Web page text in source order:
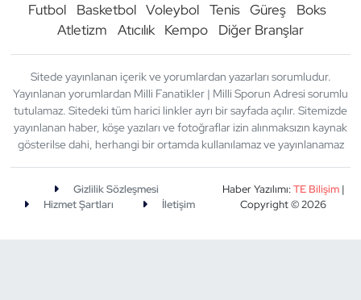
Futbol Basketbol Voleybol Tenis Güreş
Boks
Atletizm
Atıcılık Kempo Diğer Branşlar
Sitede yayınlanan içerik ve yorumlardan yazarları sorumludur.
Yayınlanan yorumlardan Milli Fanatikler | Milli Sporun Adresi sorumlu
tutulamaz. Sitedeki tüm harici linkler ayrı bir sayfada açılır. Sitemizde
yayınlanan haber, köşe yazıları ve fotoğraflar izin alınmaksızın kaynak
gösterilse dahi, herhangi bir ortamda kullanılamaz ve yayınlanamaz
Gizlilik Sözleşmesi
Hizmet Şartları
İletişim
Haber Yazılımı:TE Bilişim|
Copyright © 2026